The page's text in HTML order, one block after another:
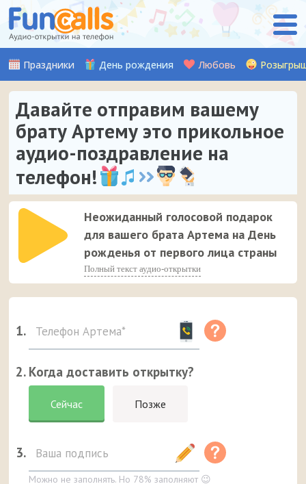
Праздники День рождения Любовь
Давайте отправим вашему
брату Артему это прикольное
аудио-поздравление на
телефон!
Неожиданный голосовой подарок
для вашего брата Артема на День
рожденья от первого лица страны
Полный текст аудио-открытки
1.
2. Когда доставить открытку?
Сейчас Позже
3.
Можно не заполнять. Но 78% заполняют 😉